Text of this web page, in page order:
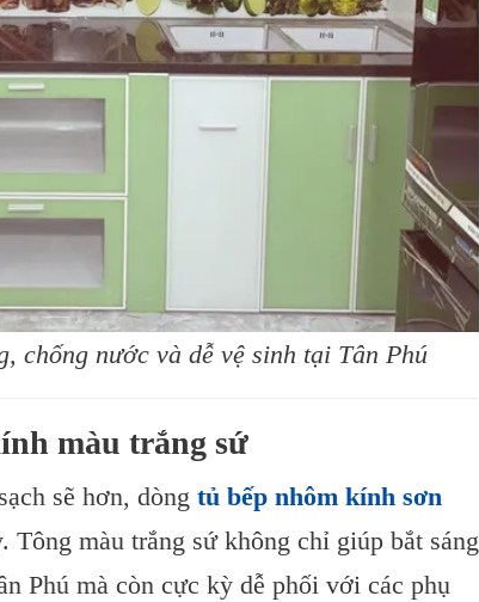
chống nước và dễ vệ sinh tại Tân Phú
màu trắng sứ
sẽ hơn, dòng tủ bếp nhôm kính sơn
Tông màu trắng sứ không chỉ giúp bắt sáng
Phú mà còn cực kỳ dễ phối với các phụ